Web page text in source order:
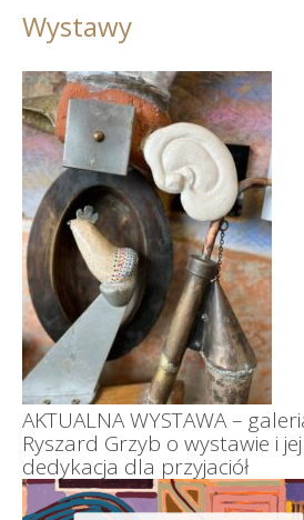
Wystawy
AKTUALNA WYSTAWA –
Ryszard Grzyb o wystawie i
dedykacja dla przyjaciół